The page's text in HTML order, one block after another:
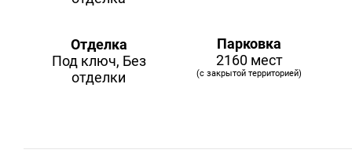
Отделка
Под ключ, Без
отделки
Парковка
2160 мест
(с закрытой территорией)